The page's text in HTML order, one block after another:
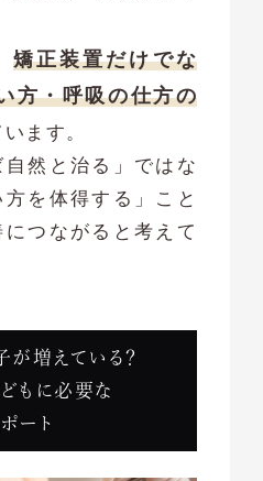
矯正装置だけでな
方・呼吸の仕方の
ます。
自然と治る」ではな
を体得する」こと
つながると考えて
が増えている？
もに必要な
ート